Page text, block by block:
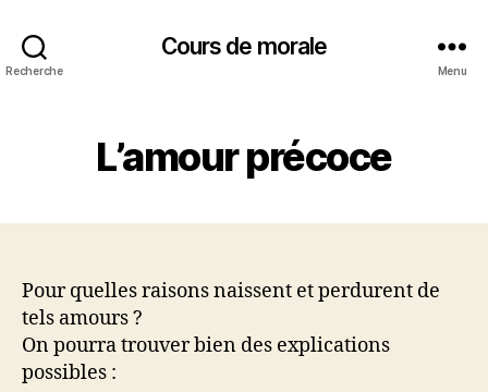
Recherche
Cours de morale
Menu
L’amour précoce
Pour quelles raisons naissent et perdurent de
tels amours ?
On pourra trouver bien des explications
possibles :